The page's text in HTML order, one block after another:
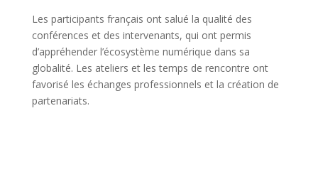
Les participants français ont salué la qualité des
conférences et des intervenants, qui ont permis
d’appréhender l’écosystème numérique dans sa
globalité. Les ateliers et les temps de rencontre ont
favorisé les échanges professionnels et la création de
partenariats.